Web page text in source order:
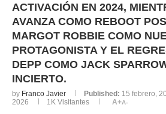
ACTIVACIÓN EN 2024,
AVANZA COMO REBOOT
MARGOT ROBBIE COMO
PROTAGONISTA Y EL
DEPP COMO JACK
INCIERTO.
by Franco Javier Published: 15 febrero,
2026
1K Visitantes A+A-